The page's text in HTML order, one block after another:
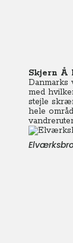
Skjern Å
Danmarks
med
stejle
hele